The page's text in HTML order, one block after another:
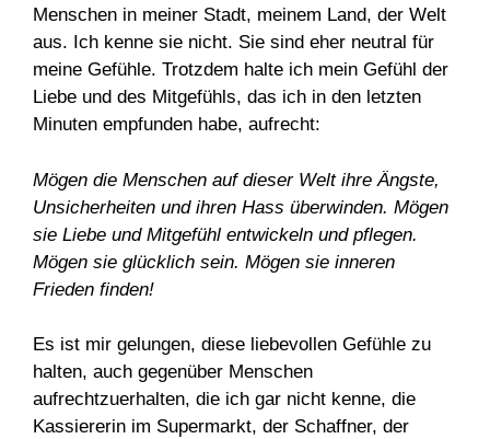
Menschen in meiner Stadt, meinem Land, der Welt
aus. Ich kenne sie nicht. Sie sind eher neutral für
meine Gefühle. Trotzdem halte ich mein Gefühl der
Liebe und des Mitgefühls, das ich in den letzten
Minuten empfunden habe, aufrecht:
Mögen die Menschen auf dieser Welt ihre Ängste,
Unsicherheiten und ihren Hass überwinden. Mögen
sie Liebe und Mitgefühl entwickeln und pflegen.
Mögen sie glücklich sein. Mögen sie inneren
Frieden finden!
Es ist mir gelungen, diese liebevollen Gefühle zu
halten, auch gegenüber Menschen
aufrechtzuerhalten, die ich gar nicht kenne, die
Kassiererin im Supermarkt, der Schaffner, der